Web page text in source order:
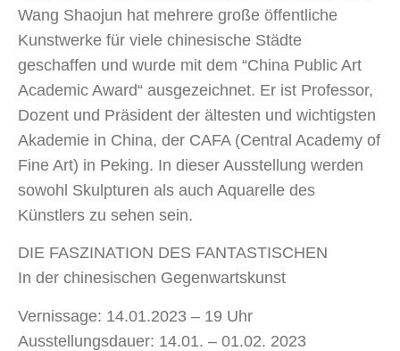
Wang Shaojun hat mehrere große öffentliche
Kunstwerke für viele chinesische Städte
geschaffen und wurde mit dem “China Public Art
Academic Award“ ausgezeichnet. Er ist Professor,
Dozent und Präsident der ältesten und wichtigsten
Akademie in China, der CAFA (Central Academy of
Fine Art) in Peking. In dieser Ausstellung werden
sowohl Skulpturen als auch Aquarelle des
Künstlers zu sehen sein.
DIE FASZINATION DES FANTASTISCHEN
In der chinesischen Gegenwartskunst
Vernissage: 14.01.2023 – 19 Uhr
Ausstellungsdauer: 14.01. – 01.02. 2023